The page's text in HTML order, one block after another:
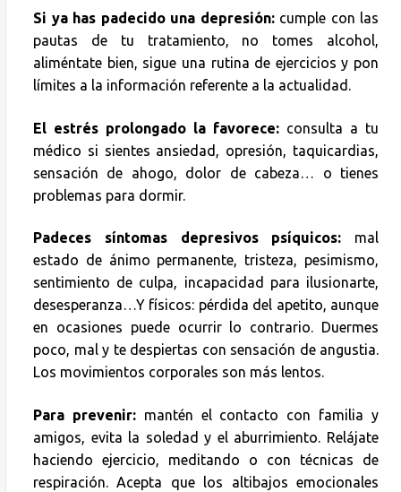
Si ya has padecido una depresión:cumple con las
pautas de tu tratamiento, no tomes alcohol,
aliméntate bien, sigue una rutina de ejercicios y pon
límites a la información referente a la actualidad.
El estrés prolongado la favorece: consulta a tu
médico si sientes ansiedad, opresión, taquicardias,
sensación de ahogo, dolor de cabeza… o tienes
problemas para dormir.
Padeces síntomas depresivos psíquicos: mal
estado de ánimo permanente, tristeza, pesimismo,
sentimiento de culpa, incapacidad para ilusionarte,
desesperanza…Y físicos: pérdida del apetito, aunque
en ocasiones puede ocurrir lo contrario. Duermes
poco, mal y te despiertas con sensación de angustia.
Los movimientos corporales son más lentos.
Para prevenir:mantén el contacto con familia y
amigos, evita la soledad y el aburrimiento. Relájate
haciendo ejercicio, meditando o con técnicas de
respiración. Acepta que los altibajos emocionales